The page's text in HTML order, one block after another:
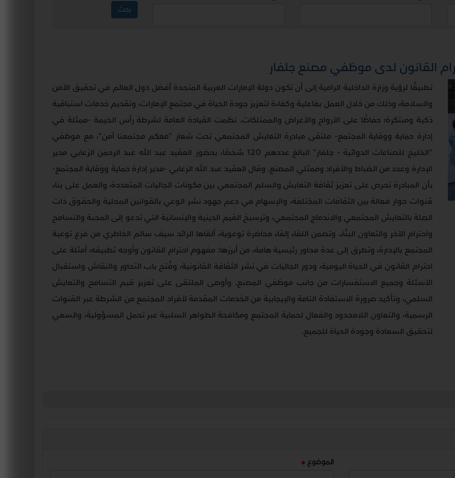
القانون لدى موظفي مصنع جلفار
تطبيقًا لرؤية وزارة الداخلية الرامية إلى أن تكون دولة الإمارات العربية المتحدة أفضل دول العالم في تحقيق الأمن
والسلامة، وذلك من خلال العمل بفاعلية وكفاءة لتعزيز جودة الحياة في مجتمع الإمارات، وتقديم خدمات استباقية
ذكية ومبتكرة؛ حفاظًا على الأرواح والأعراض والممتلكات. نظمت القيادة العامة لشرطة رأس الخيمة -ممثلة في
إدارة حماية ووقاية المجتمع- ملتقى مبادرة التعايش المجتمعي تحت شعار "معكم مجتمعنا آمن"، مع موظفي
"الخليج للصناعات الدوائية – جلفار" البالغ عددهم 120 شخصًا، بحضور العقيد عبد الله عبد الرحمن الزعابي مدير
الإدارة وعدد من الضباط والأفراد وممثلي المصنع. وقال العقيد عبد الله الزعابي -مدير إدارة حماية ووقاية المجتمع-
بأن المبادرة تحرص على تعزيز ثقافة التعايش والسلم المجتمعي بين مكونات الجاليات المتعددة، والعمل على بناء
قنوات حوار فعالة بين الثقافات المختلفة، والإسهام في دعم جهود نشر الوعي بالقوانين المحلية والحقوق ذات
الصلة بالتعايش المجتمعي والاندماج المجتمعي، وترسيخ القيم الدينية والإنسانية التي تدعو إلى المحبة والتسامح
واحترام الآخر والتعاون البنّاء. وتضمن اللقاء إلقاء محاضرة توعوية، ألقاها الرائد سيف سالم الخاطري من فرع توعية
المجتمع بالإدارة، وتطرق إلى عدة محاور رئيسية هامة، من أبرزها: مفهوم احترام القانون وأوجه تطبيقه، أمثلة على
احترام القانون في الحياة اليومية، ودور الجاليات في نشر الثقافة القانونية، وفُتح باب التحاور والنقاش واستقبال
الأسئلة وجميع الاستفسارات من جانب موظفي المصنع. وأوصى الملتقى على تعزيز قيم التسامح والتعايش
السلمي، وتأكيد ضرورة الاستفادة التامة والإيجابية من الخدمات المقدمة لأفراد المجتمع من الشرطة عبر القنوات
الرسمية، والتعاون اللامحدود والفعال لحماية المجتمع ومكافحة الظواهر السلبية عبر تحمل المسؤولية، والسعي
لتحقيق السعادة وجودة الحياة للجميع.
الموضوع